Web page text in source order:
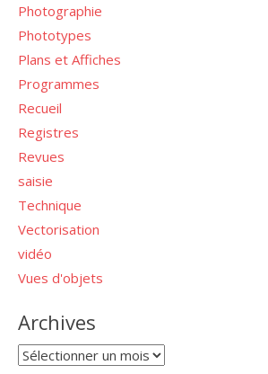
Photographie
Phototypes
Plans et Affiches
Programmes
Recueil
Registres
Revues
saisie
Technique
Vectorisation
vidéo
Vues d'objets
Archives
Archives